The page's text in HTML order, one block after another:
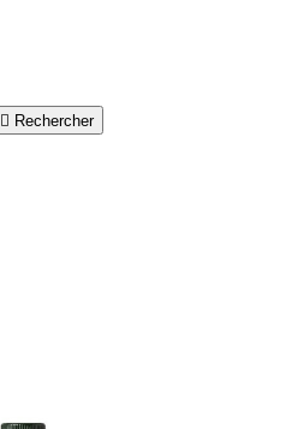
 Rechercher